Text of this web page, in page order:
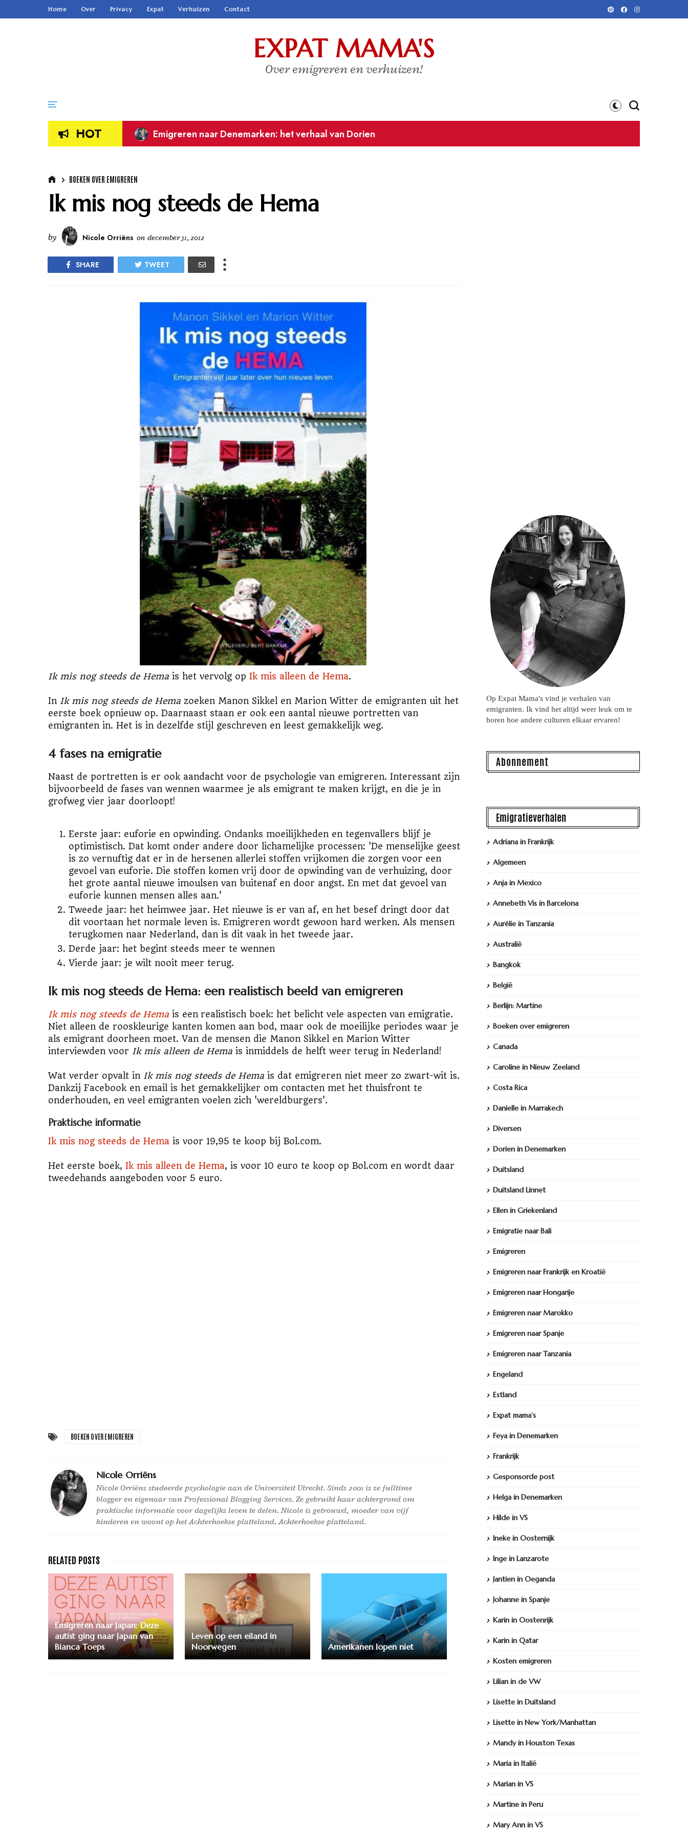
Home Over Privacy Expat Verhuizen Contact
EXPAT MAMA'S
Over emigreren en verhuizen!
HOT Emigratie naar Oostenrijk
BOEKEN OVER EMIGREREN
Ik mis nog steeds de Hema
by Nicole Orriëns on december 31, 2012
SHARE TWEET
Ik mis nog steeds de Hema is het vervolg op Ik mis alleen de Hema.
In Ik mis nog steeds de Hema zoeken Manon Sikkel en Marion Witter de emigranten uit het
eerste boek opnieuw op. Daarnaast staan er ook een aantal nieuwe portretten van
emigranten in. Het is in dezelfde stijl geschreven en leest gemakkelijk weg.
4 fases na emigratie
Naast de portretten is er ook aandacht voor de psychologie van emigreren. Interessant zijn
bijvoorbeeld de fases van wennen waarmee je als emigrant te maken krijgt, en die je in
grofweg vier jaar doorloopt!
Eerste jaar: euforie en opwinding. Ondanks moeilijkheden en tegenvallers blijf je
optimistisch. Dat komt onder andere door lichamelijke processen: 'De menselijke geest
is zo vernuftig dat er in de hersenen allerlei stoffen vrijkomen die zorgen voor een
gevoel van euforie. Die stoffen komen vrij door de opwinding van de verhuizing, door
het grote aantal nieuwe imoulsen van buitenaf en door angst. En met dat gevoel van
euforie kunnen mensen alles aan.'
Tweede jaar: het heimwee jaar. Het nieuwe is er van af, en het besef dringt door dat
dit voortaan het normale leven is. Emigreren wordt gewoon hard werken. Als mensen
terugkomen naar Nederland, dan is dit vaak in het tweede jaar.
Derde jaar: het begint steeds meer te wennen
Vierde jaar: je wilt nooit meer terug.
Ik mis nog steeds de Hema: een realistisch beeld van emigreren
Ik mis nog steeds de Hema is een realistisch boek: het belicht vele aspecten van emigratie.
Niet alleen de rooskleurige kanten komen aan bod, maar ook de moeilijke periodes waar je
als emigrant doorheen moet. Van de mensen die Manon Sikkel en Marion Witter
interviewden voor Ik mis alleen de Hema is inmiddels de helft weer terug in Nederland!
Wat verder opvalt in Ik mis nog steeds de Hema is dat emigreren niet meer zo zwart-wit is.
Dankzij Facebook en email is het gemakkelijker om contacten met het thuisfront te
onderhouden, en veel emigranten voelen zich 'wereldburgers'.
Praktische informatie
Ik mis nog steeds de Hema is voor 19,95 te koop bij Bol.com.
Het eerste boek, Ik mis alleen de Hema, is voor 10 euro te koop op Bol.com en wordt daar
tweedehands aangeboden voor 5 euro.
BOEKEN OVER EMIGREREN
Nicole Orriëns
Nicole Orriëns studeerde psychologie aan de Universiteit Utrecht. Sinds 2001 is ze fulltime
blogger en eigenaar van Professional Blogging Services. Ze gebruikt haar achtergrond om
praktische informatie voor dagelijks leven te delen. Nicole is getrouwd, moeder van vijf
kinderen en woont op het Achterhoekse platteland. Achterhoekse platteland.
Emigreren naar Japan: Deze
autist ging naar Japan van
Bianca Toeps
Leven op een eiland in
Noorwegen
Amerikanen lopen niet
Op Expat Mama's vind je verhalen van
emigranten. Ik vind het altijd weer leuk om te
horen hoe andere culturen elkaar ervaren!
Abonnement
Emigratieverhalen
Adriana in Frankrijk
Algemeen
Anja in Mexico
Annebeth Vis in Barcelona
Aurélie in Tanzania
Australië
Bangkok
België
Berlijn: Martine
Boeken over emigreren
Canada
Caroline in Nieuw Zeeland
Costa Rica
Danielle in Marrakech
Diversen
Dorien in Denemarken
Duitsland
Duitsland Linnet
Ellen in Griekenland
Emigratie naar Bali
Emigreren
Emigreren naar Frankrijk en Kroatië
Emigreren naar Hongarije
Emigreren naar Marokko
Emigreren naar Spanje
Emigreren naar Tanzania
Engeland
Estland
Expat mama's
Feya in Denemarken
Frankrijk
Gesponsorde post
Helga in Denemarken
Hilde in VS
Ineke in Oosternijk
Inge in Lanzarote
Jantien in Oeganda
Johanne in Spanje
Karin in Oostenrijk
Karin in Qatar
Kosten emigreren
Lilian in de VW
Lisette in Duitsland
Lisette in New York/Manhattan
Mandy in Houston Texas
Maria in Italië
Marian in VS
Martine in Peru
Mary Ann in VS